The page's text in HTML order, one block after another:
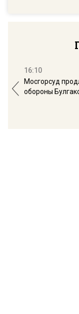
16:10
Мосгорсуд
обороны